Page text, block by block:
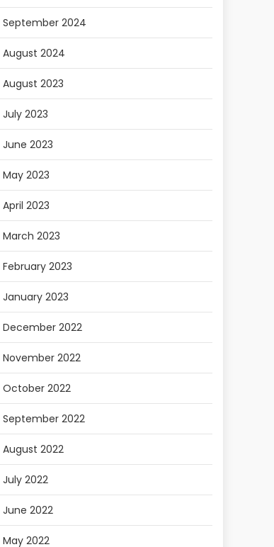
September 2024
August 2024
August 2023
July 2023
June 2023
May 2023
April 2023
March 2023
February 2023
January 2023
December 2022
November 2022
October 2022
September 2022
August 2022
July 2022
June 2022
May 2022